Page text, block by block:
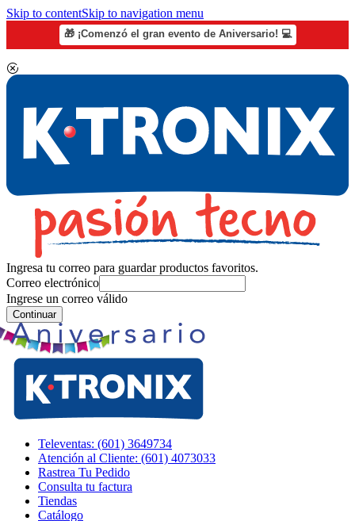
Skip to contentSkip to navigation menu
🎁 ¡Comenzó el gran evento de Aniversario! 💻
Ingresa tu correo para guardar productos favoritos.
Correo electrónico
Ingrese un correo válido
Continuar
Televentas: (601) 3649734
Atención al Cliente: (601) 4073033
Rastrea Tu Pedido
Consulta tu factura
Tiendas
Catálogo